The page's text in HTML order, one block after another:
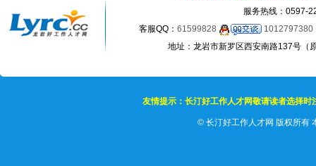
服务热线：0597-
客服QQ： 61599828
1012797380
地址：龙岩市新罗区西安南路137号（
友情提示：长汀好工作人才网敬请读者选择
© 长汀好工作人才网 版权所有